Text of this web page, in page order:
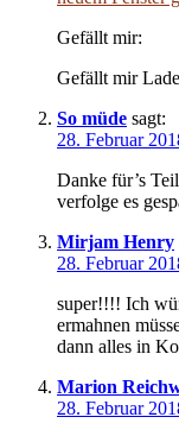
Gefällt mir:
Gefällt mir
So müde sagt:
28. Februar
Danke für’s
verfolge es
Mirjam Henry
28. Februar
super!!!! Ich
ermahnen
dann alles in
Marion
28. Februar